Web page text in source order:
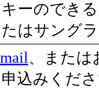
ーのでき
たはサング
、または
込みくだ